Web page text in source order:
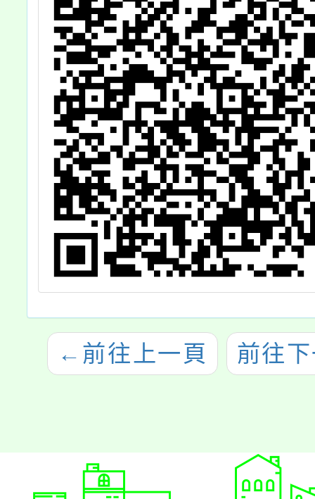
← 前往上一頁 前往